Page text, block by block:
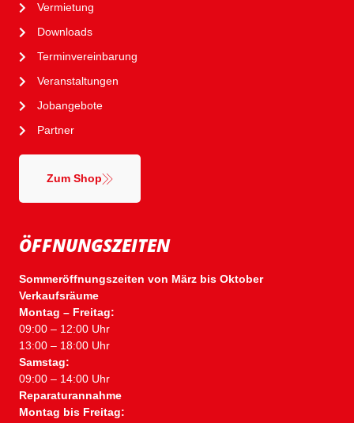
ÖFFNUNGSZEITEN
Sommeröffnungszeiten von März bis Oktober
Verkaufsräume
Montag – Freitag:
09:00 – 12:00 Uhr
13:00 – 18:00 Uhr
Samstag:
09:00 – 14:00 Uhr
Reparaturannahme
Montag bis Freitag:
Vermietung
Downloads
Terminvereinbarung
Veranstaltungen
Jobangebote
Partner
Zum Shop